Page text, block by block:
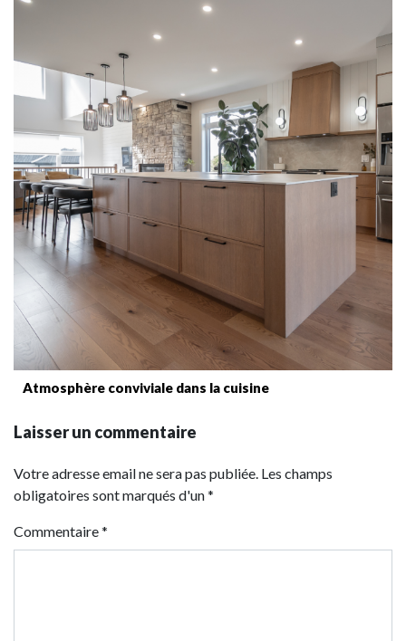
Atmosphère conviviale dans la cuisine
Laisser un commentaire
Votre adresse email ne sera pas publiée. Les champs
obligatoires sont marqués d'un *
Commentaire*